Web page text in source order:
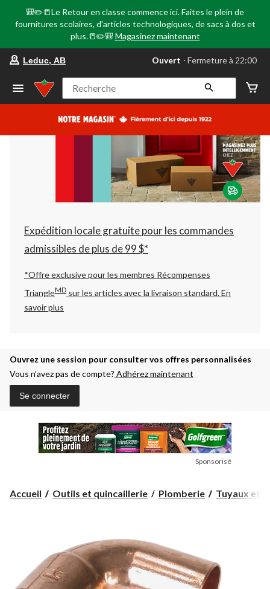
🎒✏️📒Le Retour en classe commence ici. Faites le plein de
fournitures scolaires, d'articles technologiques, de sacs à dos et
plus.📒✏️🎒 Magasinez maintenant
votre
préféré
Leduc,
AB,
courament
Fermeture
à
22:00
cliquer
pour
changer
Leduc, AB Ouvert ⋅ Fermeture à 22:00
Recherche
Expédition locale gratuite pour les commandes
admissibles de plus de 99 $*
*Offre exclusive pour les membres Récompenses
TriangleMD sur les articles avec la livraison standard.En
savoir plus
Ouvrez une session pour consulter vos offres personnalisées
Vous n’avez pas de compte? Adhérez maintenant
Se connecter
Sponsorisé
Accueil Outils et quincaillerie Plomberie Tuyaux et